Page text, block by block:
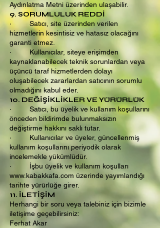
Aydınlatma Metni üzerinden ulaşabilir.
9. SORUMLULUK REDDİ
· Satıcı, site üzerinden verilen
hizmetlerin kesintisiz ve hatasız olacağını
garanti etmez.
· Kullanıcılar, siteye erişimden
kaynaklanabilecek teknik sorunlardan veya
üçüncü taraf hizmetlerden dolayı
oluşabilecek zararlardan satıcının sorumlu
olmadığını kabul eder.
10. DEĞİŞİKLİKLER VE YÜRÜRLÜK
· Satıcı, bu üyelik ve kullanım koşullarını
önceden bildirimde bulunmaksızın
değiştirme hakkını saklı tutar.
· Kullanıcılar ve üyeler, güncellenmiş
kullanım koşullarını periyodik olarak
incelemekle yükümlüdür.
· İşbu üyelik ve kullanım koşulları
www.kabakkafa.com üzerinde yayımlandığı
tarihte yürürlüğe girer.
11. İLETİŞİM
Herhangi bir soru veya talebiniz için bizimle
iletişime geçebilirsiniz:
Ferhat Akar